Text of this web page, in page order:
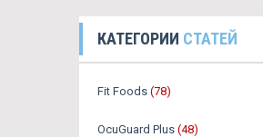
КАТЕГОРИИ СТАТЕЙ
Fit Foods (78)
OcuGuard Plus (48)